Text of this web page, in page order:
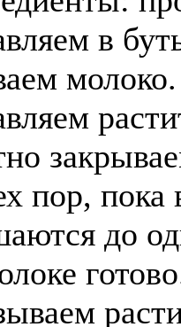
в
молоко.
пор, пока
до